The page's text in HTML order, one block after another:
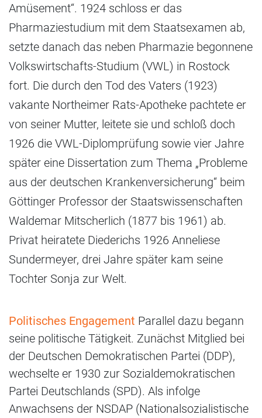
Amüsement“. 1924 schloss er das
Pharmaziestudium mit dem Staatsexamen ab,
setzte danach das neben Pharmazie begonnene
Volkswirtschafts-Studium (VWL) in Rostock
fort. Die durch den Tod des Vaters (1923)
vakante Northeimer Rats-Apotheke pachtete er
von seiner Mutter, leitete sie und schloß doch
1926 die VWL-Diplomprüfung sowie vier Jahre
später eine Dissertation zum Thema „Probleme
aus der deutschen Krankenversicherung“ beim
Göttinger Professor der Staatswissenschaften
Waldemar Mitscherlich (1877 bis 1961) ab.
Privat heiratete Diederichs 1926 Anneliese
Sundermeyer, drei Jahre später kam seine
Tochter Sonja zur Welt.
Politisches Engagement Parallel dazu begann
seine politische Tätigkeit. Zunächst Mitglied bei
der Deutschen Demokratischen Partei (DDP),
wechselte er 1930 zur Sozialdemokratischen
Partei Deutschlands (SPD). Als infolge
Anwachsens der NSDAP (Nationalsozialistische